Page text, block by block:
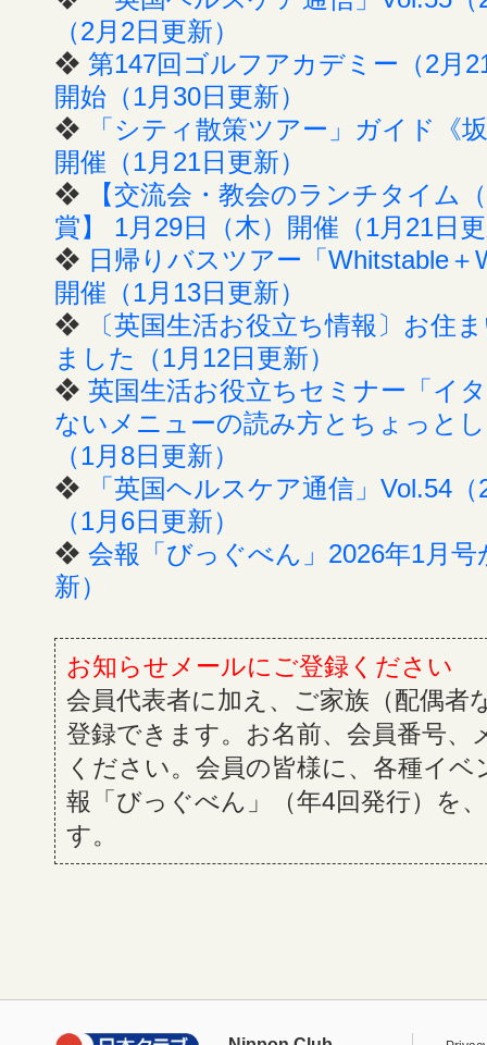
（2月2日更新）
❖ 第147回ゴルフアカデミー（2月
開始（1月30日更新）
❖
「シティ散策ツアー」ガイド《
開催（1月21日更新）
❖
【交流会・教会のランチタイム
賞】 1月29日（木）開催（1月21日
❖ 日帰りバスツアー「Whitstable＋
開催（1月13日更新）
❖
〔英国生活お役立ち情報〕お住
ました（1月12日更新）
❖ 英国生活お役立ちセミナー「イ
ないメニューの読み方とちょっと
（1月8日更新）
❖
「英国ヘルスケア通信」Vol.54
（1月6日更新）
❖ 会報「びっぐべん」2026年1月
新）
お知らせメールにご登録ください
会員代表者に加え、ご家族（配偶者
登録できます。お名前、会員番号
ください。会員の皆様に、各種イ
報「びっぐべん」（年4回発行）を
す。